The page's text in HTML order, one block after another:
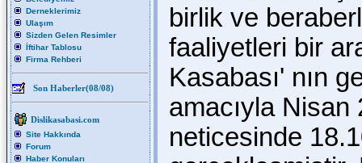
Derneklerimiz
Ulaşım
Sizden Gelen Resimler
İftihar Tablosu
Firma Rehberi
Son Haberler(08/08)
Dislikasabasi.com
Site Hakkında
Forum
Haber Konuları
birlik ve
faaliyetleri bir
Kasabası' nın
amacıyla Nisan
neticesinde